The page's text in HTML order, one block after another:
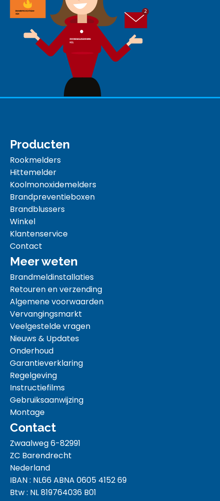
Producten
Rookmelders
Hittemelder
Koolmonoxidemelders
Brandpreventieboxen
Brandblussers
Winkel
Klantenservice
Contact
Meer weten
Brandmeldinstallaties
Retouren en verzending
Algemene voorwaarden
Vervangingsmarkt
Veelgestelde vragen
Nieuws & Updates
Onderhoud
Garantieverklaring
Regelgeving
Instructiefilms
Gebruiksaanwijzing
Montage
Contact
Zwaalweg 6-82991
ZC Barendrecht
Nederland
IBAN : NL66 ABNA 0605 4152 69
Btw : NL 819764036 B01